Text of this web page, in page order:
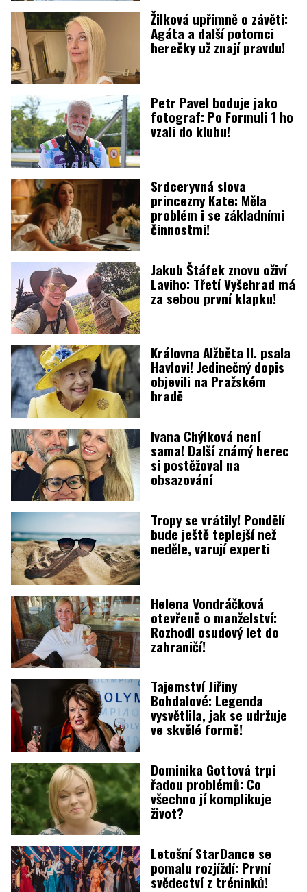
Žilková upřímně o závěti:
Agáta a další potomci
herečky už znají pravdu!
Petr Pavel boduje jako
fotograf: Po Formuli 1 ho
vzali do klubu!
Srdceryvná slova
princezny Kate: Měla
problém i se základními
činnostmi!
Jakub Štáfek znovu oživí
Laviho: Třetí Vyšehrad má
za sebou první klapku!
Královna Alžběta II. psala
Havlovi! Jedinečný dopis
objevili na Pražském
hradě
Ivana Chýlková není
sama! Další známý herec
si postěžoval na
obsazování
Tropy se vrátily! Pondělí
bude ještě teplejší než
neděle, varují experti
Helena Vondráčková
otevřeně o manželství:
Rozhodl osudový let do
zahraničí!
Tajemství Jiřiny
Bohdalové: Legenda
vysvětlila, jak se udržuje
ve skvělé formě!
Dominika Gottová trpí
řadou problémů: Co
všechno jí komplikuje
život?
Letošní StarDance se
pomalu rozjíždí: První
svědectví z tréninků!